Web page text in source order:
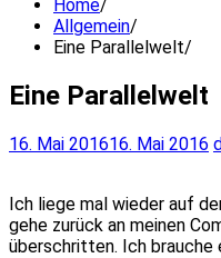
Home
Allgemein
Eine Parallelwelt
Eine Parallelwelt
16. Mai 201616. Mai 2016
Ich liege mal wieder auf
gehe zurück an meinen
überschritten. Ich brauche